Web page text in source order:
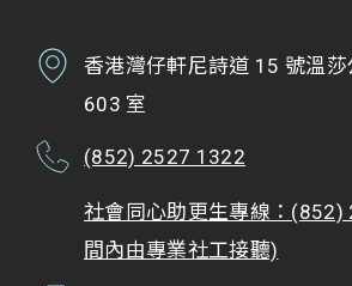
香港灣仔軒尼詩道 15 號溫
603 室
(852) 2527 1322
社會同心助更生專線：
間內由專業社工接聽)